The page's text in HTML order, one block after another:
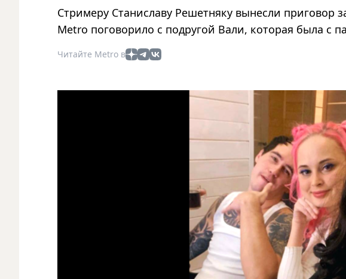
Стримеру Станиславу Решетняку вынесли приговор
Metro поговорило с подругой Вали, которая была с
Читайте Metro в